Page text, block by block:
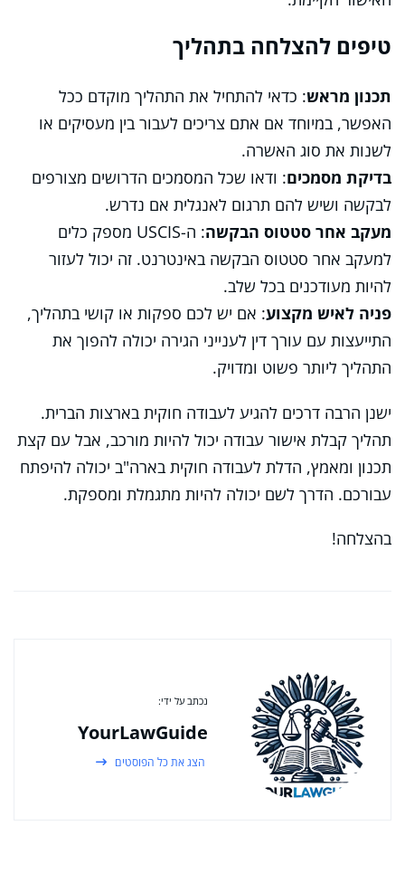
טיפים להצלחה בתהליך
תכנון מראש: כדאי להתחיל את התהליך מוקדם ככל
האפשר, במיוחד אם אתם צריכים לעבור בין מעסיקים או
לשנות את סוג האשרה.
בדיקת מסמכים: ודאו שכל המסמכים הדרושים מצורפים
לבקשה ושיש להם תרגום לאנגלית אם נדרש.
מעקב אחר סטטוס הבקשה
: ה-USCIS מספק כלים
למעקב אחר סטטוס הבקשה באינטרנט. זה יכול לעזור
להיות מעודכנים בכל שלב.
פניה לאיש מקצוע: אם יש לכם ספקות או קושי בתהליך,
התייעצות עם עורך דין לענייני הגירה יכולה להפוך את
התהליך ליותר פשוט ומדויק.
ישנן הרבה דרכים להגיע לעבודה חוקית בארצות הברית.
תהליך קבלת אישור עבודה יכול להיות מורכב, אבל עם קצת
תכנון ומאמץ, הדלת לעבודה חוקית בארה"ב יכולה להיפתח
עבורכם. הדרך לשם יכולה להיות מתגמלת ומספקת.
בהצלחה!
נכתב על ידי:
YourLawGuide
הצג את כל הפוסטים